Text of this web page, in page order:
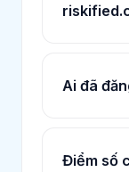
Ai đã
Điểm số